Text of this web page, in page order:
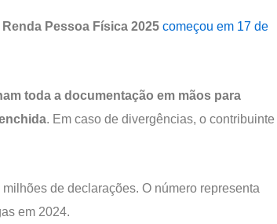
Pessoa Física 2025 começou em 17 de
toda a documentação em mãos para
. Em caso de divergências, o contribuinte
de declarações. O número representa
em 2024.